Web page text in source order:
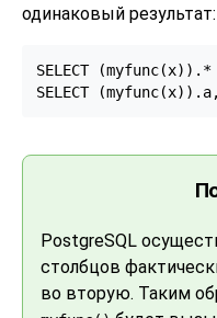
одинаковый результат:
SELECT (myfunc(x)).*
SELECT
PostgreSQL
столбцов
во вторую. Таким